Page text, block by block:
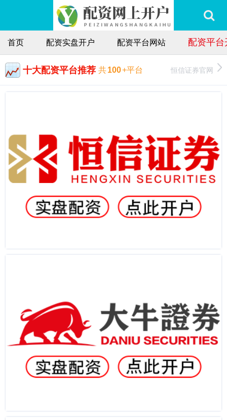
首页 配资实盘开户 配资平台网站 配资平台
十大配资平台推荐 共100+平台 恒信证券官网